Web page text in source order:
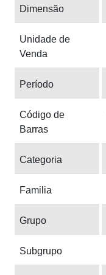
Dimensão
Unidade de
Venda
Período
Código de
Barras
Categoria
Familia
Grupo
Subgrupo